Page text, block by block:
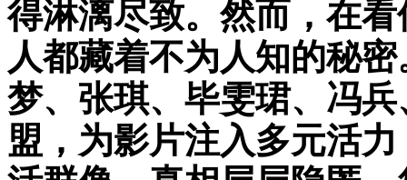
得淋漓尽致。然而，在
人都藏着不为人知的秘
梦、张琪、毕雯珺、冯
盟，为影片注入多元活